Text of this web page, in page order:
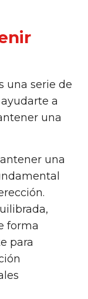
una serie de
a
una
una
forma
para